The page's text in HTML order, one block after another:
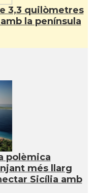
a Milano
a Napoli
a Roma
a Itàlia
3,3 quilòmetres
la península
polèmica
més llarg
Sicília amb